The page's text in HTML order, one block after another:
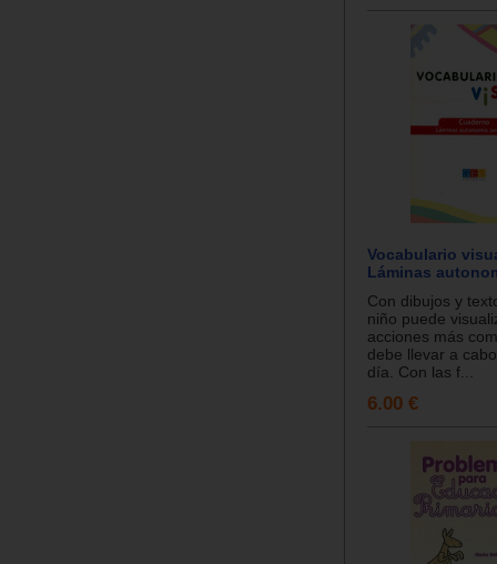
Vocabulario
Láminas
Con dibujos y
niño puede
acciones más
debe llevar a
día. Con las f...
6.00 €